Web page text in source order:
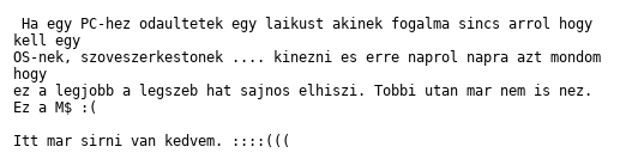
Ha egy PC-hez odaultetek egy laikust akinek fogalma sincs arrol hogy
kell egy
OS-nek, szoveszerkestonek .... kinezni es erre naprol napra azt mondom
hogy
ez a legjobb a legszeb hat sajnos elhiszi. Tobbi utan mar nem is nez.
Ez a M$ :(
Itt mar sirni van kedvem. ::::(((